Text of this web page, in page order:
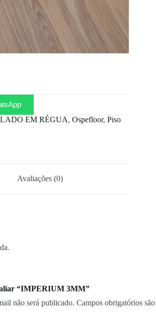
EM RÉGUA, Ospefloor, Piso
Avaliações (0)
“IMPERIUM 3MM”
não será publicado. Campos obrigatórios são